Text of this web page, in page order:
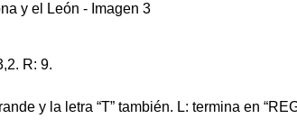
R: 9.
y la letra “T” también. L: termina en